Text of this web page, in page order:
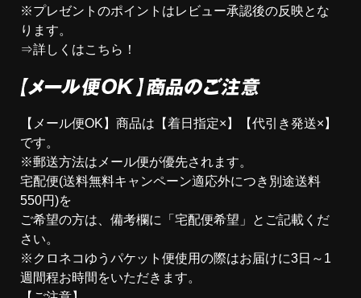
※プレゼントのポイントはレビュー承認後の反映とな
ります。
⇒詳しくはこちら！
【メール便OK】商品は【着日指定×】【代引き発送×】
です。
※郵送方法はメール便が優先されます。
宅配便(送料無料キャンペーン適応外につき 別途送料
550円)を
ご希望の方は、備考欄に「宅配便希望」とご記載くだ
さい。
※クロネコゆうパケット便使用の際はお届けに3日～1
週間程お時間をいただきます。